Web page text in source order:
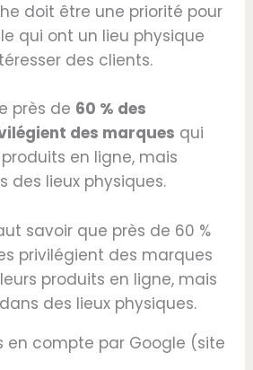
doit être une priorité pour
qui ont un lieu physique
des clients.
près de 60 % des
des marques qui
en ligne, mais
des lieux physiques.
en compte par Google (site